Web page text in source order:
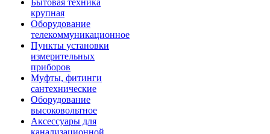
Бытовая техника
крупная
Оборудование
телекоммуникационное
Пункты установки
измерительных
приборов
Муфты, фитинги
сантехнические
Оборудование
высоковольтное
Аксессуары для
канализационной